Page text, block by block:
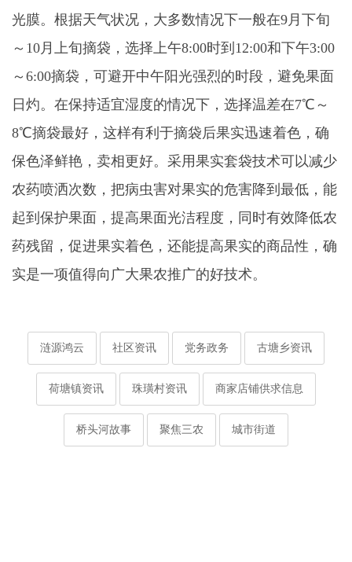
光膜。根据天气状况，大多数情况下一般在9月下旬
～10月上旬摘袋，选择上午8:00时到12:00和下午3:00
～6:00摘袋，可避开中午阳光强烈的时段，避免果面
日灼。在保持适宜湿度的情况下，选择温差在7℃～
8℃摘袋最好，这样有利于摘袋后果实迅速着色，确
保色泽鲜艳，卖相更好。采用果实套袋技术可以减少
农药喷洒次数，把病虫害对果实的危害降到最低，能
起到保护果面，提高果面光洁程度，同时有效降低农
药残留，促进果实着色，还能提高果实的商品性，确
实是一项值得向广大果农推广的好技术。
涟源鸿云 社区资讯 党务政务 古塘乡资讯
荷塘镇资讯 珠璜村资讯 商家店铺供求信息
桥头河故事 聚焦三农 城市街道